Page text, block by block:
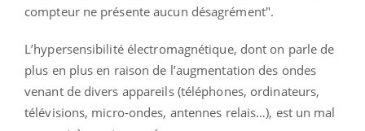
compteur ne présente aucun désagrément".
L’hypersensibilité électromagnétique, dont on parle de
plus en plus en raison de l’augmentation des ondes
venant de divers appareils (téléphones, ordinateurs,
télévisions, micro-ondes, antennes relais…), est un mal